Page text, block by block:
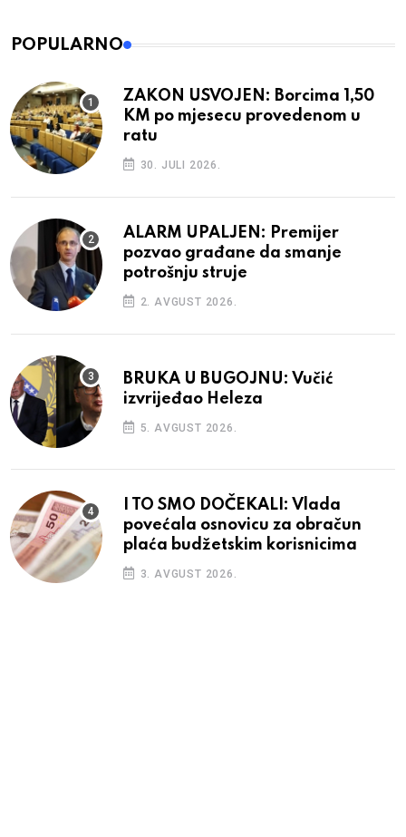
POPULARNO
ZAKON USVOJEN: Borcima 1,50
KM po mjesecu provedenom u
ratu
30. JULI 2026.
ALARM UPALJEN: Premijer
pozvao građane da smanje
potrošnju struje
2. AVGUST 2026.
BRUKA U BUGOJNU: Vučić
izvrijeđao Heleza
5. AVGUST 2026.
I TO SMO DOČEKALI: Vlada
povećala osnovicu za obračun
plaća budžetskim korisnicima
3. AVGUST 2026.